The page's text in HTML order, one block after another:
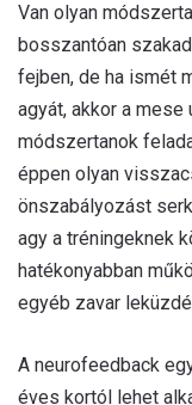
Van olyan
bosszantóan
fejben, de ha ismét
agyát, akkor a
módszertanok
éppen olyan
önszabályozást
agy a tréningeknek
hatékonyabban
egyéb zavar
A neurofeedback
éves kortól lehet